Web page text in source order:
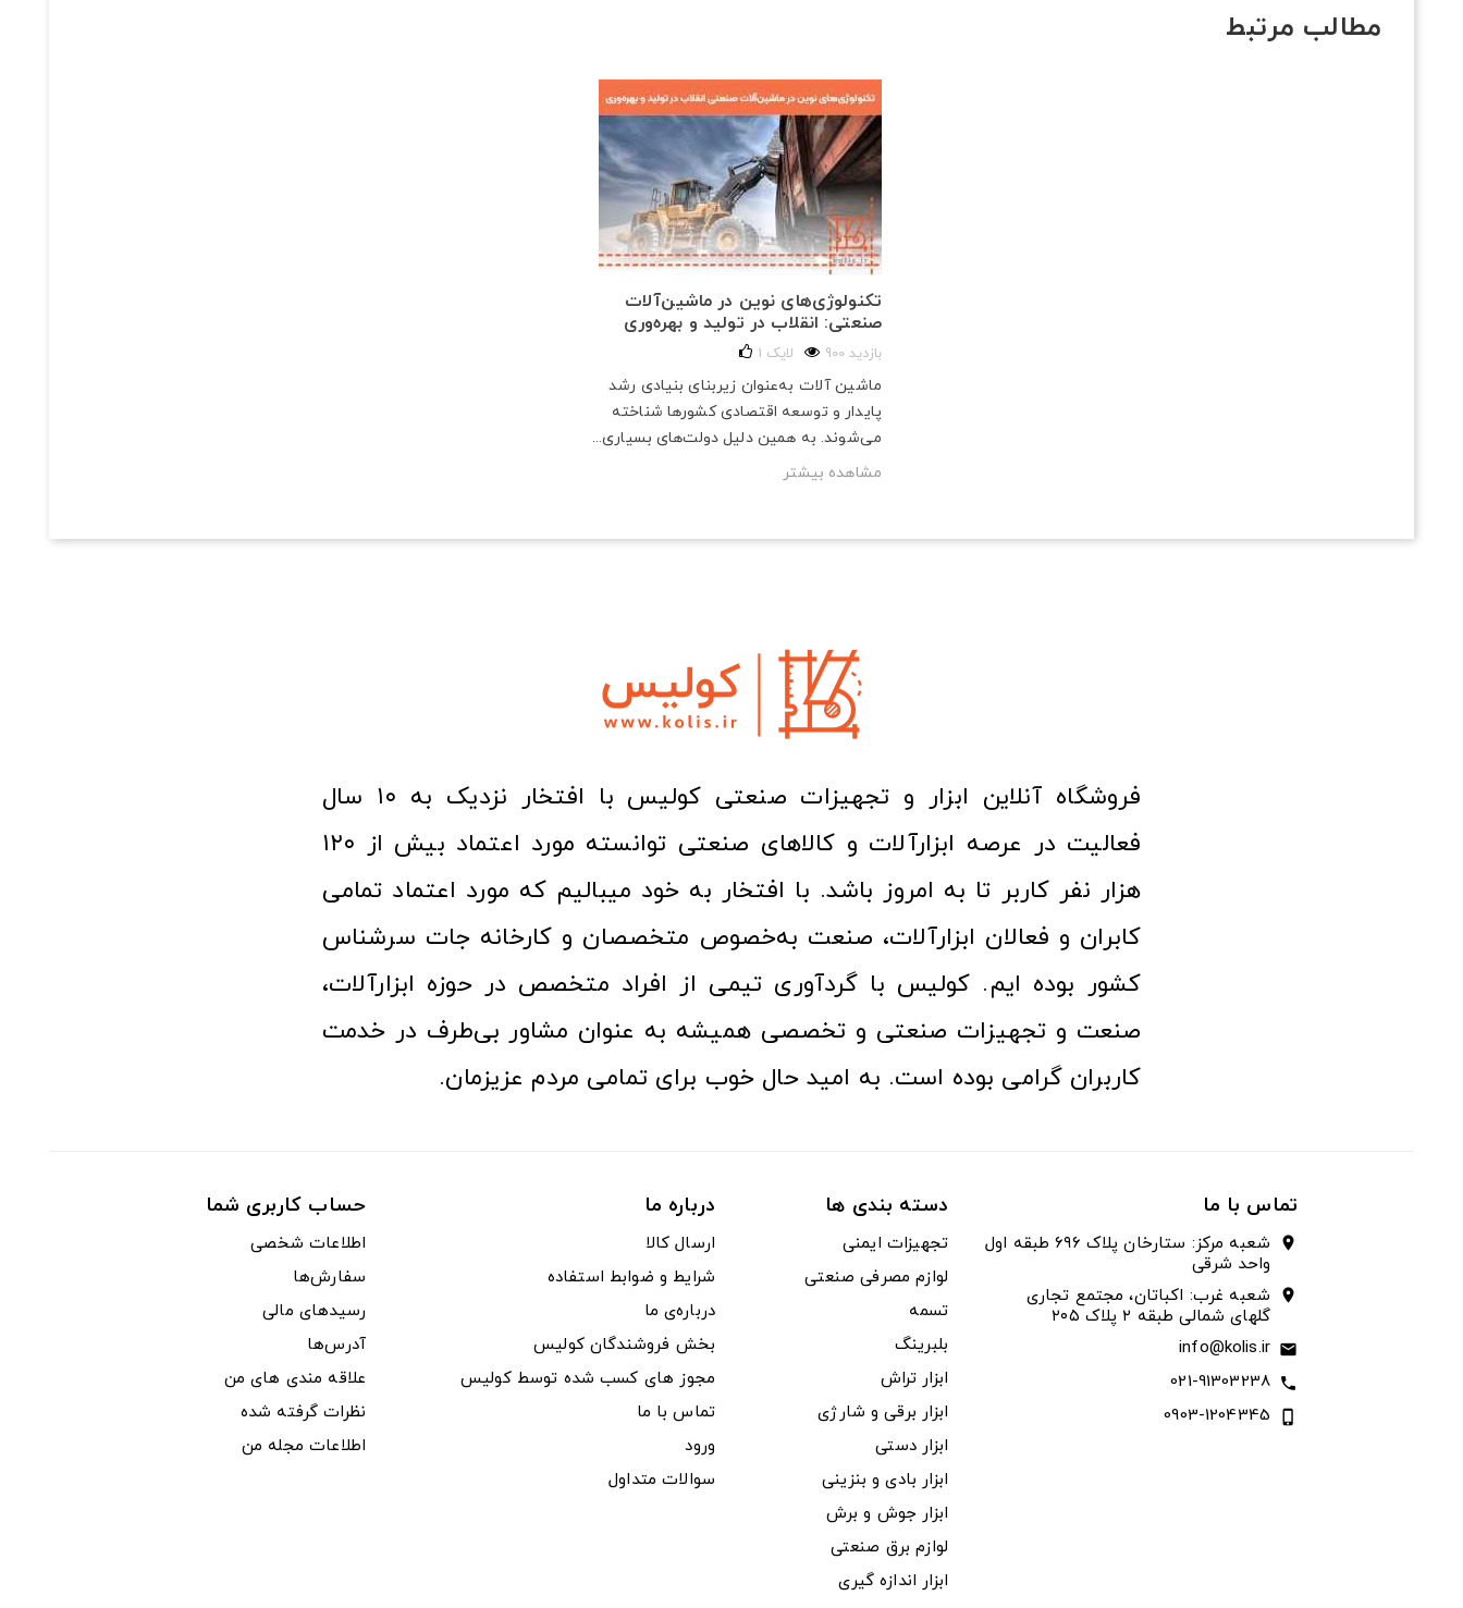
مطالب مرتبط
تکنولوژی‌های نوین در ماشین‌آلات
صنعتی: انقلاب در تولید و بهره‌وری
900 بازدید 1 لایک
ماشین آلات به‌عنوان زیربنای بنیادی رشد
پایدار و توسعه اقتصادی کشورها شناخته
می‌شوند. به همین دلیل دولت‌های بسیاری...
مشاهده بیشتر
فروشگاه آنلاین ابزار و تجهیزات صنعتی کولیس با افتخار نزدیک به ۱۰ سال
فعالیت در عرصه ابزارآلات و کالاهای صنعتی توانسته مورد اعتماد بیش از ۱۲۰
هزار نفر کاربر تا به امروز باشد. با افتخار به خود میبالیم که مورد اعتماد تمامی
کابران و فعالان ابزارآلات، صنعت به‌خصوص متخصصان و کارخانه جات سرشناس
کشور بوده ایم. کولیس با گردآوری تیمی از افراد متخصص در حوزه ابزارآلات،
صنعت و تجهیزات صنعتی و تخصصی همیشه به عنوان مشاور بی‌طرف در خدمت
کاربران گرامی بوده است. به امید حال خوب برای تمامی مردم عزیزمان.
تماس با ما
location_on
شعبه مرکز: ستارخان پلاک ۶۹۶ طبقه اول
واحد شرقی
location_on
شعبه غرب: اکباتان، مجتمع تجاری
گلهای شمالی طبقه ۲ پلاک ۲۰۵
email
info@kolis.ir
call
021-91303238
phone_iphone
0903-1204345
دسته بندی ها
تجهیزات ایمنی
لوازم مصرفی صنعتی
تسمه
بلبرینگ
ابزار تراش
ابزار برقی و شارژی
ابزار دستی
ابزار بادی و بنزینی
ابزار جوش و برش
لوازم برق صنعتی
ابزار اندازه گیری
درباره ما
ارسال کالا
شرایط و ضوابط استفاده
درباره‌ی ما
بخش فروشندگان کولیس
مجوز های کسب شده توسط کولیس
تماس با ما
ورود
سوالات متداول
حساب کاربری شما
اطلاعات شخصی
سفارش‌ها
رسیدهای مالی
آدرس‌ها
علاقه مندی های من
نظرات گرفته شده
اطلاعات مجله من